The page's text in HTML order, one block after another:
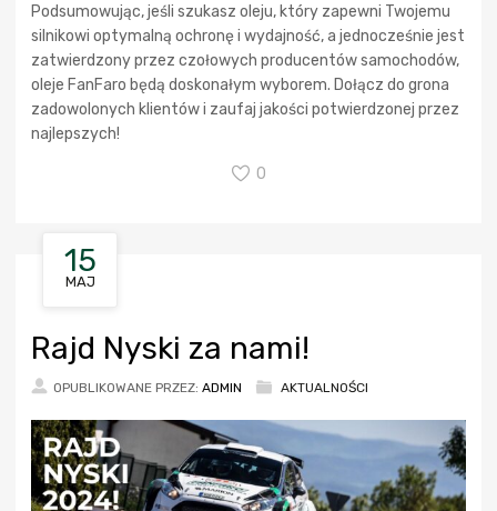
Podsumowując, jeśli szukasz oleju, który zapewni Twojemu
silnikowi optymalną ochronę i wydajność, a jednocześnie jest
zatwierdzony przez czołowych producentów samochodów,
oleje FanFaro będą doskonałym wyborem. Dołącz do grona
zadowolonych klientów i zaufaj jakości potwierdzonej przez
najlepszych!
0
15
MAJ
Rajd Nyski za nami!
OPUBLIKOWANE PRZEZ: ADMIN AKTUALNOŚCI